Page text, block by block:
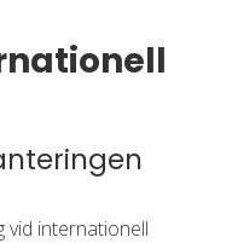
vid internationell